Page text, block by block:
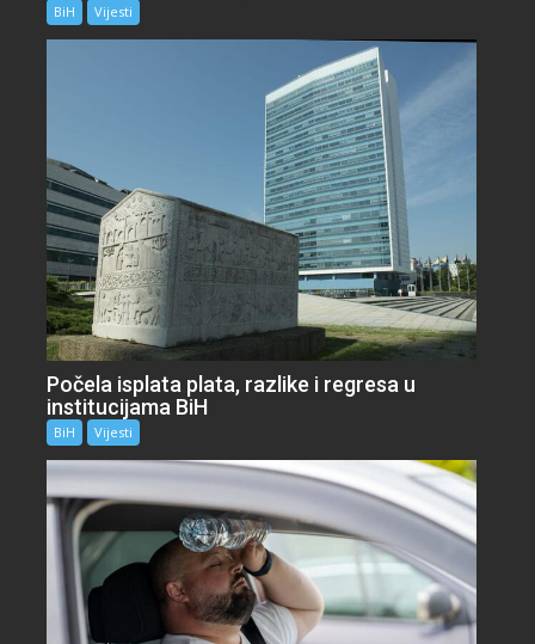
BiH Vijesti
Počela isplata plata, razlike i regresa u
institucijama BiH
BiH Vijesti